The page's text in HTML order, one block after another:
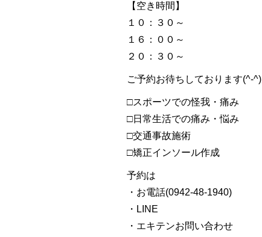
【空き時間】
１０：３０～
１６：００～
２０：３０～
ご予約お待ちしております(^-^)
□スポーツでの怪我・痛み
□日常生活での痛み・悩み
□交通事故施術
□矯正インソール作成
予約は
・お電話(0942-48-1940)
・LINE
・エキテンお問い合わせ